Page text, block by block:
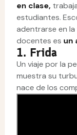
en clase,
estudiantes.
adentrarse en
docentes es un
1. Frida
Un viaje por la
muestra su
nace de los